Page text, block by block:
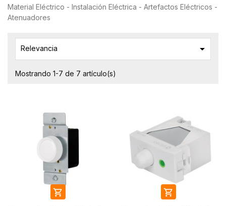
Material Eléctrico - Instalación Eléctrica - Artefactos Eléctricos -
Atenuadores
Relevancia 
Mostrando 1-7 de 7 artículo(s)
 